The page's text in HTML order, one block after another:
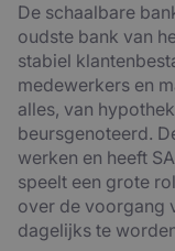
De schaalbare
oudste bank van
stabiel
medewerkers en
alles, van
beursgenoteerd.
werken en heeft
speelt een grote
over de voorgang
dagelijks te